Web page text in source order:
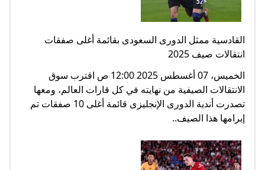
القادسية ممثل الدورى السعودى بقائمة أغلى صفقات
انتقالات صيف 2025
الخميس، 07 أغسطس 2025 12:00 ص اقترب سوق
الانتقالات الصيفية من نهايته في كل قارات العالم، ومعها
تصدرت أندية الدورى الإنجليزى قائمة أغلى 10 صفقات تم
إبرامها هذا الصيف..